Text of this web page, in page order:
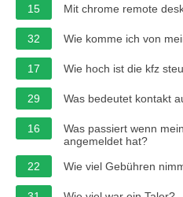
15 Mit chrome remote
32 Wie komme ich von
17 Wie hoch ist die kfz
29 Was bedeutet kontakt
16
Was passiert wenn
angemeldet hat?
22
Wie viel Gebühren